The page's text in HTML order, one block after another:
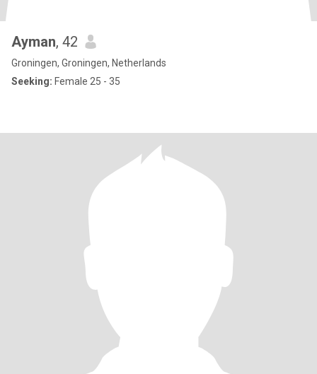
Ayman, 42
Groningen, Groningen, Netherlands
Seeking: Female 25 - 35